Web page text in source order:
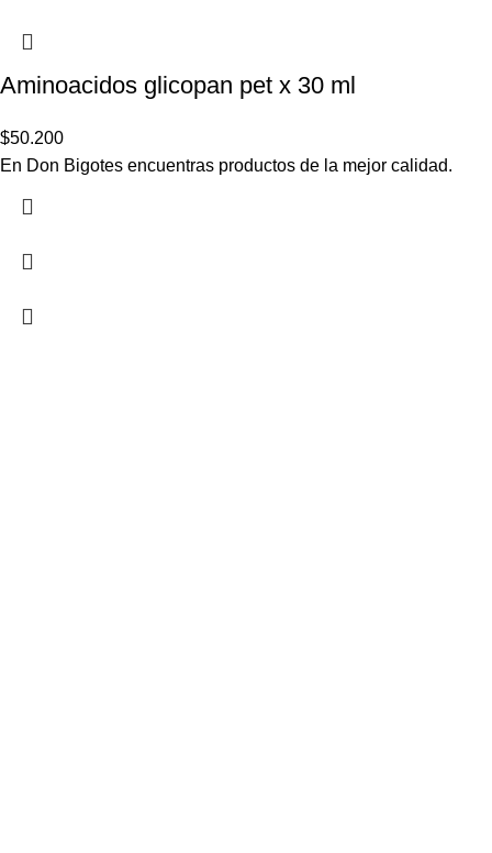
Aminoacidos glicopan pet x 30 ml
$50.200
En Don Bigotes encuentras productos de la mejor calidad.